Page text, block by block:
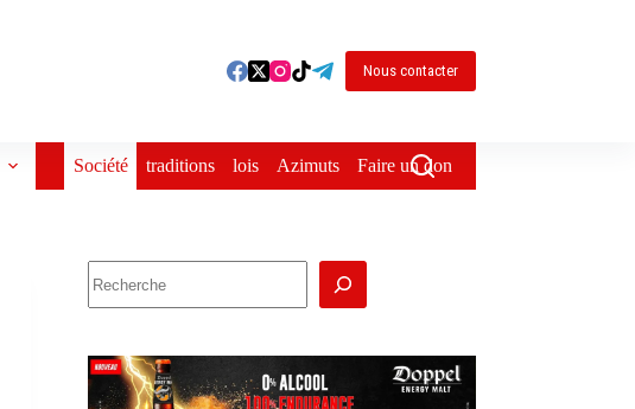
Nous contacter
Société traditions lois Azimuts Faire un don